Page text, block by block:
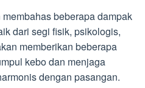
beberapa dampak
dari segi fisik, psikologis,
memberikan beberapa
kebo dan menjaga
dengan pasangan.